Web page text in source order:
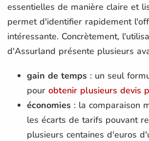
essentielles de manière claire et
permet d'identifier rapidement
intéressante. Concrètement,
d'Assurland présente plusieurs
gain de temps : un seul
pour obtenir plusieurs devis
économies : la comparaison
les écarts de tarifs pouvant
plusieurs centaines d'euros